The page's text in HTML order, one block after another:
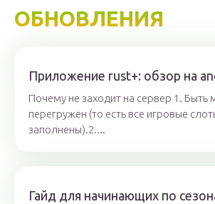
ОБНОВЛЕНИЯ
Приложение rust+: обзор на
Почему не заходит на сервер 1. Быть
перегружен (то есть все игровые
заполнены).2....
Гайд для начинающих по